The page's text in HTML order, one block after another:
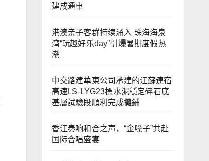
建成通車
港澳亲子客群持续涌入 珠海海泉
湾“玩趣好乐day”引爆暑期度假热
潮
中交路建華東公司承建的江蘇連宿
高速LS-LYG23標水泥穩定碎石底
基層試驗段順利完成攤鋪
香江奏响和合之声，“金嗓子”共赴
国际合唱盛宴